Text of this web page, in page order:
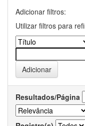
Adicionar filtros:
Utilizar filtros para
Resultados/Página